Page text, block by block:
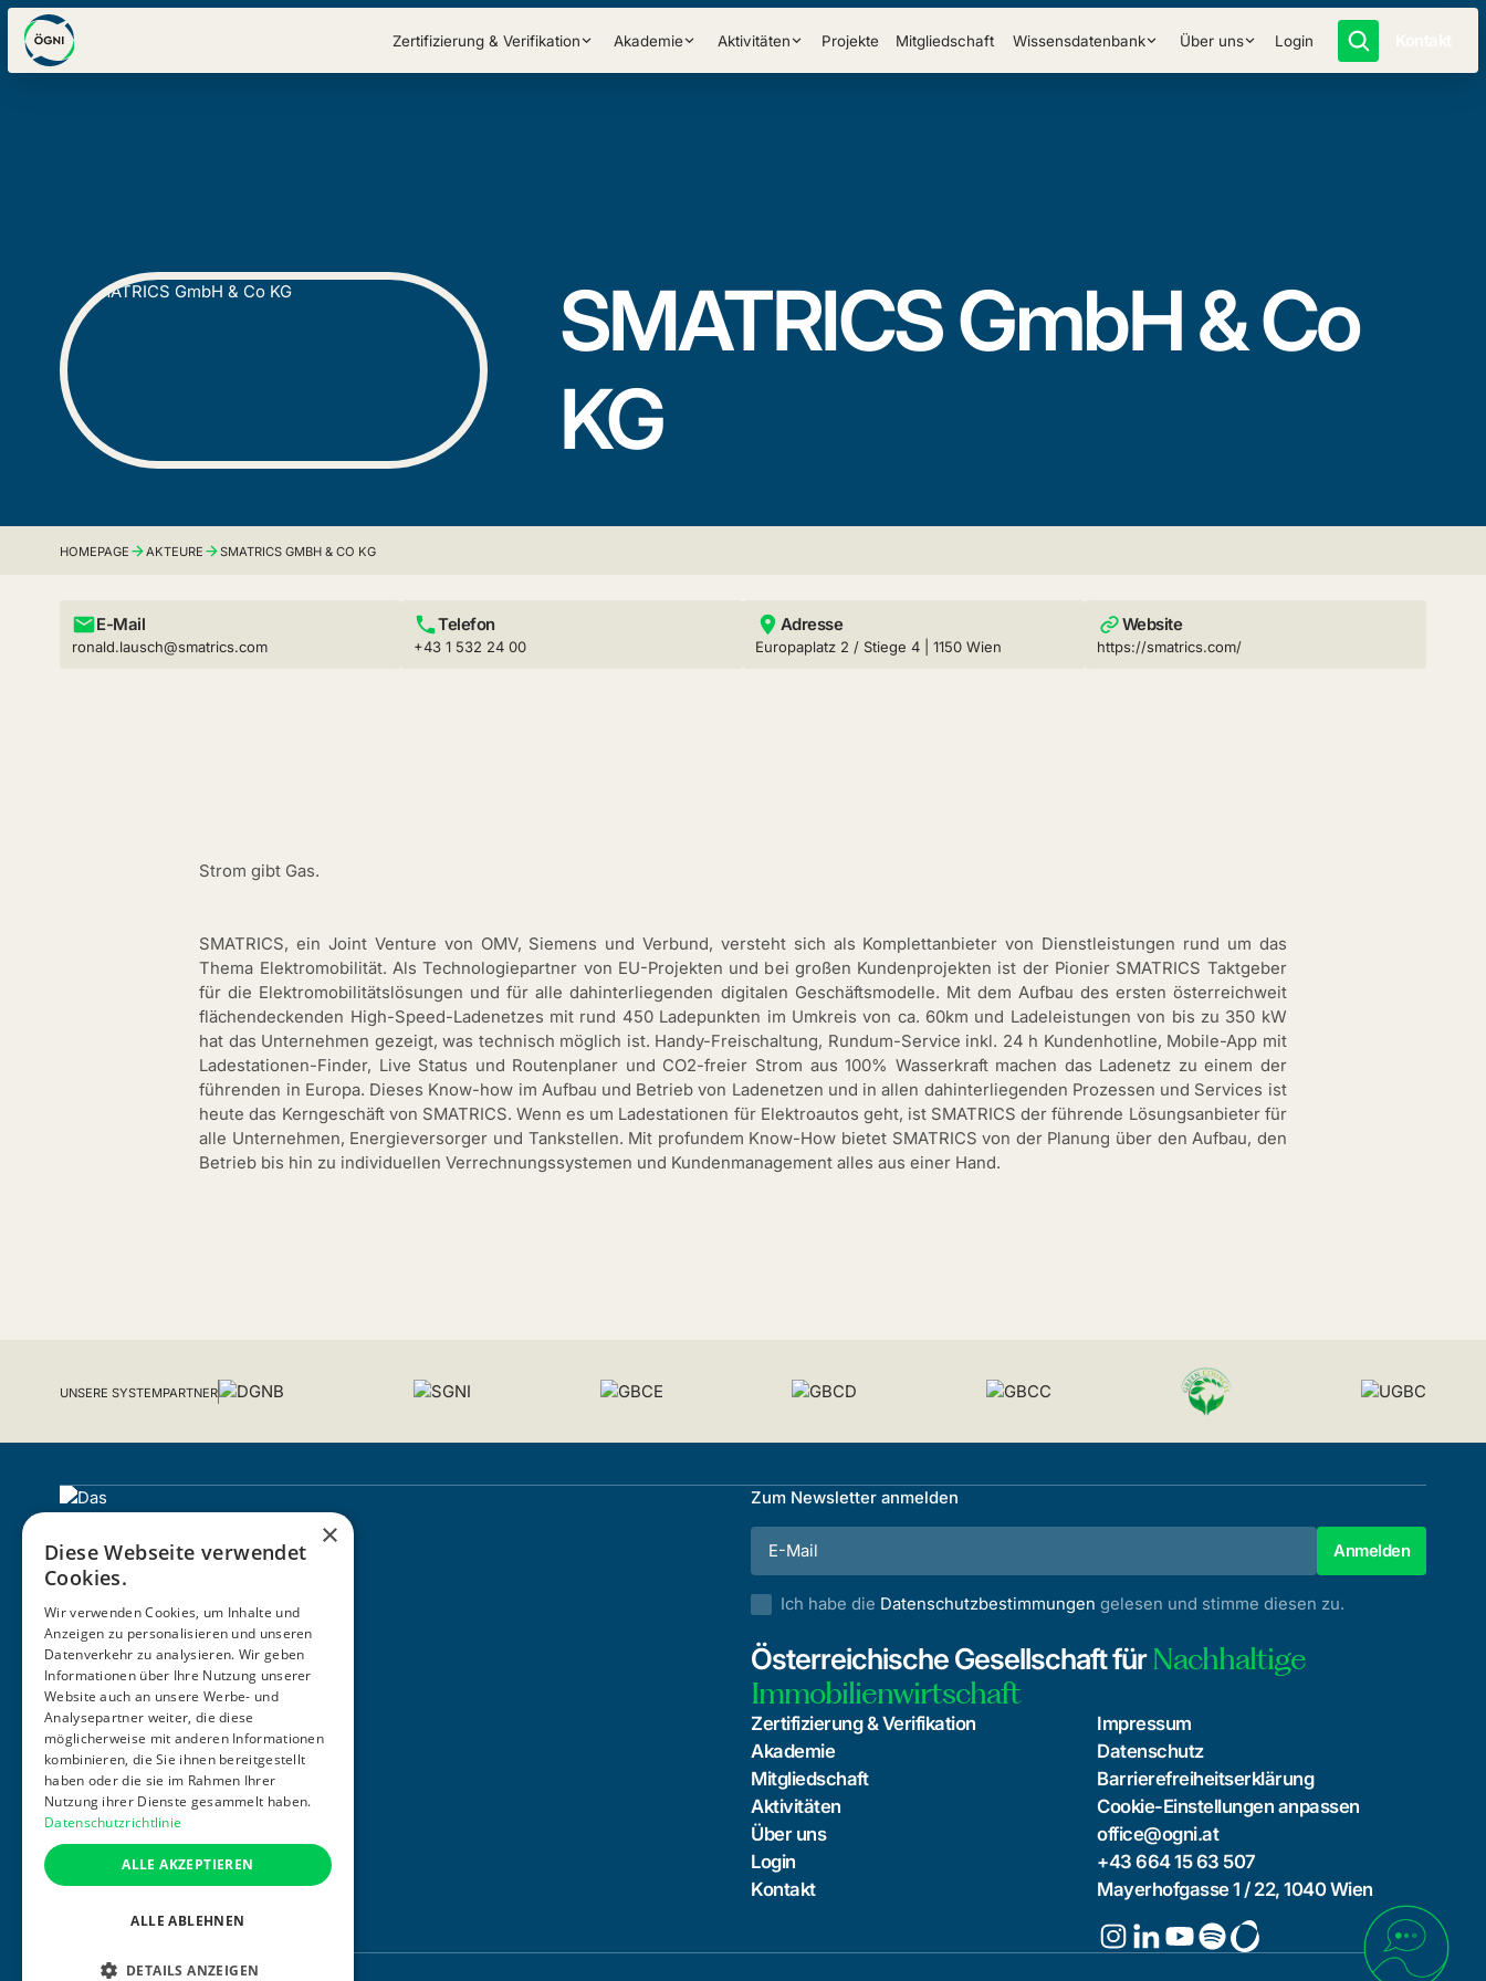
Zertifizierung & Verifikation Akademie Aktivitäten Projekte Mitgliedschaft Wissensdatenbank Über uns Login
SMATRICS GmbH & Co
KG
HOMEPAGE AKTEURE SMATRICS GMBH & CO KG
E-Mail
ronald.lausch@smatrics.com
Telefon
+43 1 532 24 00
Adresse
Europaplatz 2 / Stiege 4 | 1150 Wien
Website
https://smatrics.com/
Strom gibt Gas.
SMATRICS, ein Joint Venture von OMV, Siemens und Verbund, versteht sich als Komplettanbieter von Dienstleistungen rund um das
Thema Elektromobilität. Als Technologiepartner von EU-Projekten und bei großen Kundenprojekten ist der Pionier SMATRICS Taktgeber
für die Elektromobilitätslösungen und für alle dahinterliegenden digitalen Geschäftsmodelle. Mit dem Aufbau des ersten österreichweit
flächendeckenden High-Speed-Ladenetzes mit rund 450 Ladepunkten im Umkreis von ca. 60km und Ladeleistungen von bis zu 350 kW
hat das Unternehmen gezeigt, was technisch möglich ist. Handy-Freischaltung, Rundum-Service inkl. 24 h Kundenhotline, Mobile-App mit
Ladestationen-Finder, Live Status und Routenplaner und CO2-freier Strom aus 100% Wasserkraft machen das Ladenetz zu einem der
führenden in Europa. Dieses Know-how im Aufbau und Betrieb von Ladenetzen und in allen dahinterliegenden Prozessen und Services ist
heute das Kerngeschäft von SMATRICS. Wenn es um Ladestationen für Elektroautos geht, ist SMATRICS der führende Lösungsanbieter für
alle Unternehmen, Energieversorger und Tankstellen. Mit profundem Know-How bietet SMATRICS von der Planung über den Aufbau, den
Betrieb bis hin zu individuellen Verrechnungssystemen und Kundenmanagement alles aus einer Hand.
UNSERE SYSTEMPARTNER
ZERTIFIZIERUNG
Zum Newsletter anmelden
Ich habe die Datenschutzbestimmungen gelesen und stimme diesen zu.
Österreichische Gesellschaft fürNachhaltige
Immobilienwirtschaft
Zertifizierung & Verifikation
Akademie
Mitgliedschaft
Aktivitäten
Über uns
Login
Kontakt
Impressum
Datenschutz
Barrierefreiheitserklärung
Cookie-Einstellungen anpassen
office@ogni.at
+43 664 15 63 507
Mayerhofgasse 1 / 22, 1040 Wien
×
Diese Webseite verwendet
Cookies.
Wir verwenden Cookies, um Inhalte und
Anzeigen zu personalisieren und unseren
Datenverkehr zu analysieren. Wir geben
Informationen über Ihre Nutzung unserer
Website auch an unsere Werbe- und
Analysepartner weiter, die diese
möglicherweise mit anderen Informationen
kombinieren, die Sie ihnen bereitgestellt
haben oder die sie im Rahmen Ihrer
Nutzung ihrer Dienste gesammelt haben.
Datenschutzrichtlinie
ALLE AKZEPTIEREN
ALLE ABLEHNEN
DETAILS ANZEIGEN